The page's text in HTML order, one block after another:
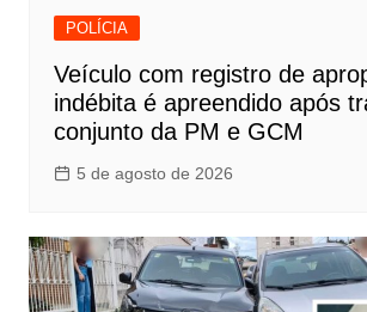
POLÍCIA
Veículo com registro de
indébita é apreendido após
conjunto da PM e GCM
5 de agosto de 2026